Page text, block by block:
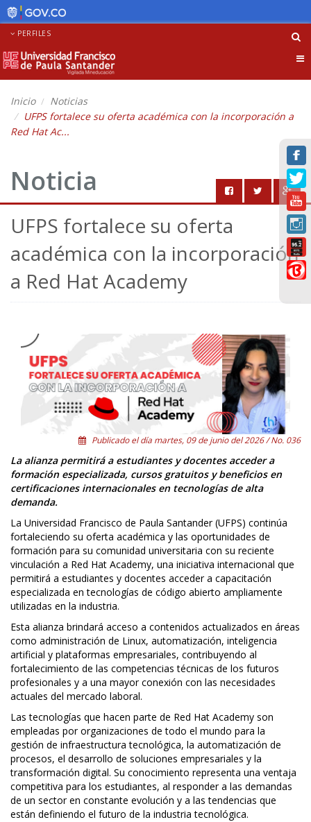
PERFILES
Inicio
Noticias
UFPS fortalece su oferta académica con la incorporación a
Red Hat Ac...
Noticia
UFPS fortalece su oferta
académica con la incorporación
a Red Hat Academy
Publicado el día martes, 09 de junio del 2026 / No. 036
La alianza permitirá a estudiantes y docentes acceder a
formación especializada, cursos gratuitos y beneficios en
certificaciones internacionales en tecnologías de alta
demanda.
La Universidad Francisco de Paula Santander (UFPS) continúa
fortaleciendo su oferta académica y las oportunidades de
formación para su comunidad universitaria con su reciente
vinculación a Red Hat Academy, una iniciativa internacional que
permitirá a estudiantes y docentes acceder a capacitación
especializada en tecnologías de código abierto ampliamente
utilizadas en la industria.
Esta alianza brindará acceso a contenidos actualizados en áreas
como administración de Linux, automatización, inteligencia
artificial y plataformas empresariales, contribuyendo al
fortalecimiento de las competencias técnicas de los futuros
profesionales y a una mayor conexión con las necesidades
actuales del mercado laboral.
Las tecnologías que hacen parte de Red Hat Academy son
empleadas por organizaciones de todo el mundo para la
gestión de infraestructura tecnológica, la automatización de
procesos, el desarrollo de soluciones empresariales y la
transformación digital. Su conocimiento representa una ventaja
competitiva para los estudiantes, al responder a las demandas
de un sector en constante evolución y a las tendencias que
están definiendo el futuro de la industria tecnológica.